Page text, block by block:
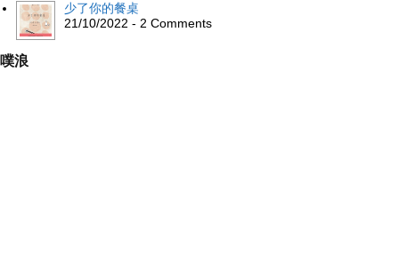
少了你的餐桌
21/10/2022 - 2 Comments
噗浪